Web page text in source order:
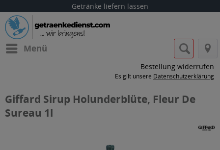
Getränke liefern lassen
Menü
Bestellung widerrufen
Es gilt unsere Datenschutzerklärung
Giffard Sirup Holunderblüte, Fleur De
Sureau 1l